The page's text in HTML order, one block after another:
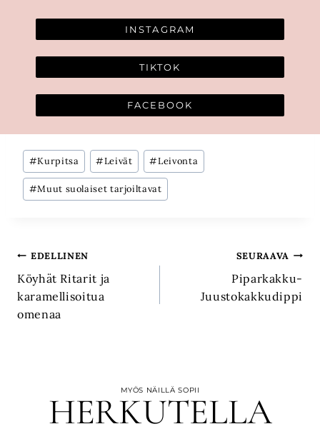
INSTAGRAM
TIKTOK
FACEBOOK
Avainsanat:
#Kurpitsa #Leivät #Leivonta
#Muut suolaiset tarjoiltavat
Artikkelien
selaus
EDELLINEN
Köyhät Ritarit ja
karamellisoitua
omenaa
SEURAAVA
Piparkakku-
Juustokakkudippi
MYÖS NÄILLÄ SOPII
HERKUTELLA